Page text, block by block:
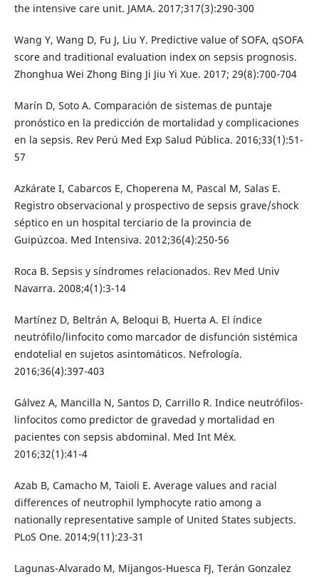
the intensive care unit. JAMA. 2017;317(3):290-300
Wang Y, Wang D, Fu J, Liu Y. Predictive value of SOFA, qSOFA
score and traditional evaluation index on sepsis prognosis.
Zhonghua Wei Zhong Bing Ji Jiu Yi Xue. 2017; 29(8):700-704
Marín D, Soto A. Comparación de sistemas de puntaje
pronóstico en la predicción de mortalidad y complicaciones
en la sepsis. Rev Perú Med Exp Salud Pública. 2016;33(1):51-
57
Azkárate I, Cabarcos E, Choperena M, Pascal M, Salas E.
Registro observacional y prospectivo de sepsis grave/shock
séptico en un hospital terciario de la provincia de
Guipúzcoa. Med Intensiva. 2012;36(4):250-56
Roca B. Sepsis y síndromes relacionados. Rev Med Univ
Navarra. 2008;4(1):3-14
Martínez D, Beltrán A, Beloqui B, Huerta A. El índice
neutrófilo/linfocito como marcador de disfunción sistémica
endotelial en sujetos asintomáticos. Nefrología.
2016;36(4):397-403
Gálvez A, Mancilla N, Santos D, Carrillo R. Indice neutrófilos-
linfocitos como predictor de gravedad y mortalidad en
pacientes con sepsis abdominal. Med Int Méx.
2016;32(1):41-4
Azab B, Camacho M, Taioli E. Average values and racial
differences of neutrophil lymphocyte ratio among a
nationally representative sample of United States subjects.
PLoS One. 2014;9(11):23-31
Lagunas-Alvarado M, Mijangos-Huesca FJ, Terán Gonzalez